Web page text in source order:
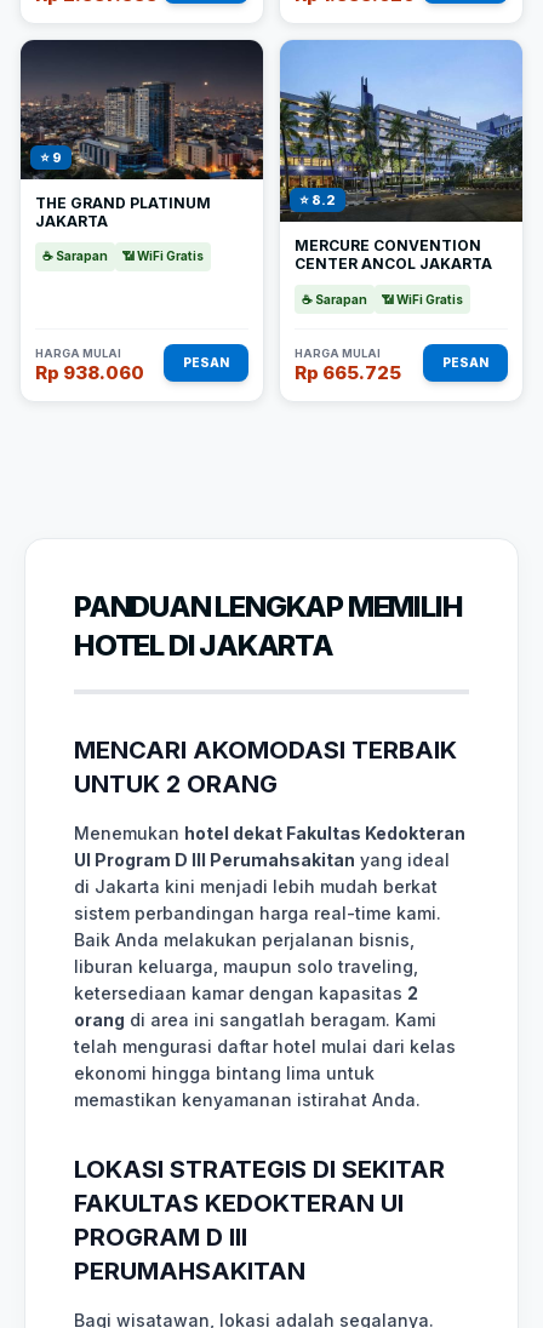
⭐ 9
THE GRAND PLATINUM
JAKARTA
☕ Sarapan 📶 WiFi Gratis
HARGA MULAI
Rp 938.060 PESAN
⭐ 8.2
MERCURE CONVENTION
CENTER ANCOL JAKARTA
☕ Sarapan 📶 WiFi Gratis
HARGA MULAI
Rp 665.725 PESAN
PANDUAN LENGKAP MEMILIH
HOTEL DI JAKARTA
MENCARI AKOMODASI TERBAIK
UNTUK 2 ORANG
Menemukan hotel dekat Fakultas Kedokteran
UI Program D III Perumahsakitan yang ideal
di Jakarta kini menjadi lebih mudah berkat
sistem perbandingan harga real-time kami.
Baik Anda melakukan perjalanan bisnis,
liburan keluarga, maupun solo traveling,
ketersediaan kamar dengan kapasitas 2
orang di area ini sangatlah beragam. Kami
telah mengurasi daftar hotel mulai dari kelas
ekonomi hingga bintang lima untuk
memastikan kenyamanan istirahat Anda.
LOKASI STRATEGIS DI SEKITAR
FAKULTAS KEDOKTERAN UI
PROGRAM D III
PERUMAHSAKITAN
Bagi wisatawan, lokasi adalah segalanya.